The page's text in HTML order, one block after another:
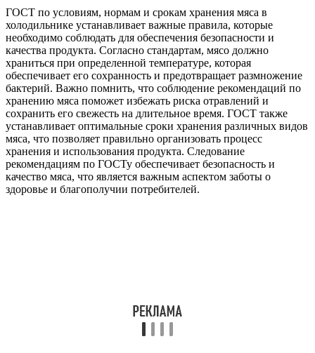
ГОСТ по условиям, нормам и срокам хранения мяса в
холодильнике устанавливает важные правила, которые
необходимо соблюдать для обеспечения безопасности и
качества продукта. Согласно стандартам, мясо должно
храниться при определенной температуре, которая
обеспечивает его сохранность и предотвращает размножение
бактерий. Важно помнить, что соблюдение рекомендаций по
хранению мяса поможет избежать риска отравлений и
сохранить его свежесть на длительное время. ГОСТ также
устанавливает оптимальные сроки хранения различных видов
мяса, что позволяет правильно организовать процесс
хранения и использования продукта. Следование
рекомендациям по ГОСТу обеспечивает безопасность и
качество мяса, что является важным аспектом заботы о
здоровье и благополучии потребителей.